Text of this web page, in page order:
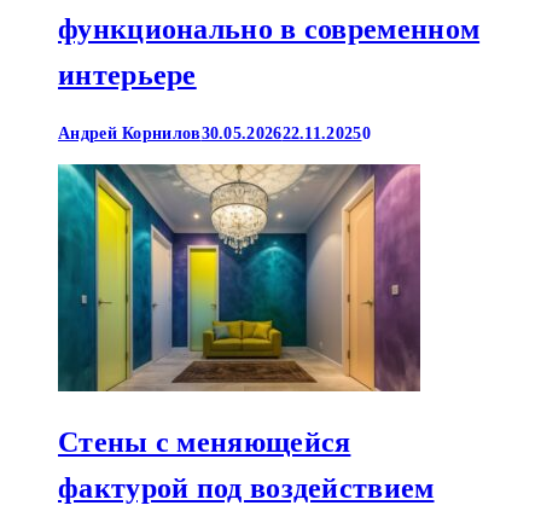
функционально в современном
интерьере
Андрей Корнилов30.05.202622.11.20250
Стены с меняющейся
фактурой под воздействием